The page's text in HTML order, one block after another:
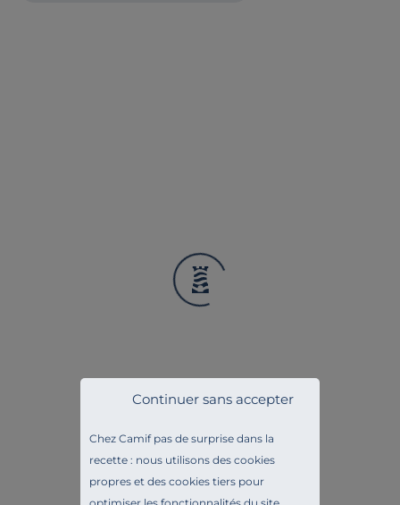
Chez Camif pas de surprise dans la
recette : nous utilisons des cookies
propres et des cookies tiers pour
Continuer sans accepter
Taie d'oreiller Satin
ESSENTIELS PAR
Drap housse coton
45,00 €